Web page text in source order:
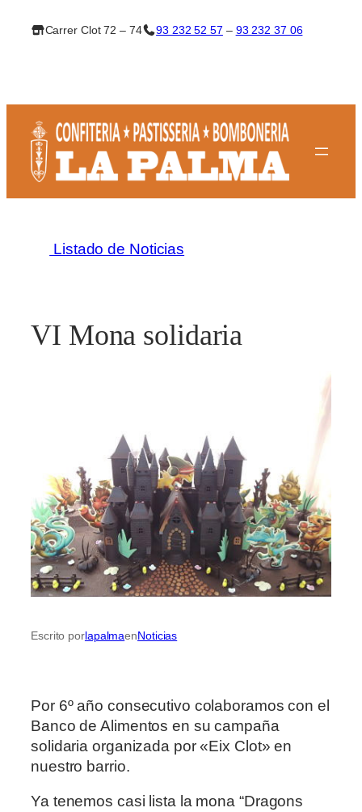
Carrer Clot 72 – 74 93 232 52 57 – 93 232 37 06
Listado de Noticias
VI Mona solidaria
Escrito porlapalmaenNoticias
Por 6º año consecutivo colaboramos con el
Banco de Alimentos en su campaña
solidaria organizada por «Eix Clot» en
nuestro barrio.
Ya tenemos casi lista la mona “Dragons